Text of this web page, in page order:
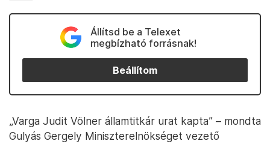
Állítsd be a Telexet
megbízható forrásnak!
Beállítom
„Varga Judit Völner államtitkár urat kapta” – mondta
Gulyás Gergely Miniszterelnökséget vezető